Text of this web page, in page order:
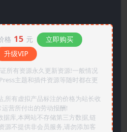
格 15 元
立即购买
升级VIP
所有资源永久更新资源!一般情况
主题和插件资源等随时都在更
,所有虚拟产品标注的价格为站长收
营所付出的劳动报酬!
据库,本网站不存储第三方数据,链
源不提供非会员服务,请勿添加客